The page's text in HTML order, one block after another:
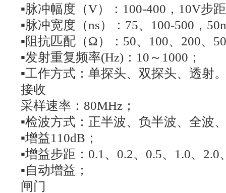
▪脉冲幅度（V）：100-400，10V步
▪脉冲宽度（ns）：75、100-500，
▪阻抗匹配（Ω）：50、100、200、
▪发射重复频率(Hz)：10～1000；
▪工作方式：单探头、双探头、透射
接收
采样速率：80MHz；
▪检波方式：正半波、负半波、全波
▪增益110dB；
▪增益步距：0.1、0.2、0.5、1.0、2.0
▪自动增益；
闸门